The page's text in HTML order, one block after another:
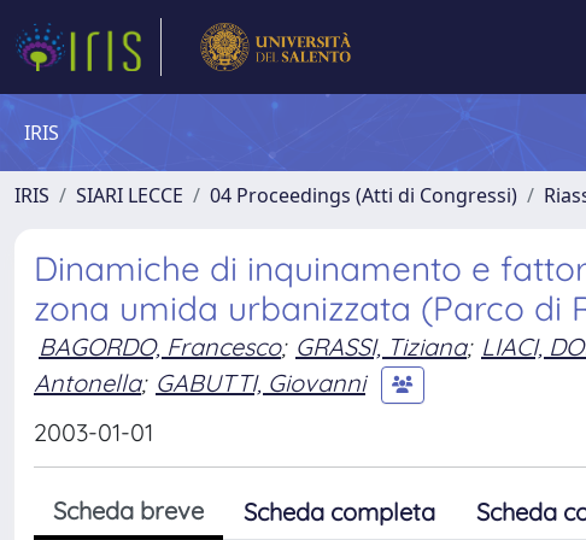
IRIS
IRIS SIARI LECCE 04 Proceedings (Atti di Congressi)
Dinamiche di inquinamento e
zona umida urbanizzata (Parco di
BAGORDO, Francesco; GRASSI, Tiziana; LIACI,
Antonella; GABUTTI, Giovanni
2003-01-01
Scheda breve Scheda completa Scheda